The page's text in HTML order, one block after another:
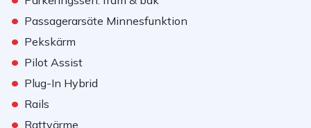
• Passagerarsäte Minnesfunktion
• Pekskärm
• Pilot Assist
• Plug-In Hybrid
• Rails
• Rattvärme